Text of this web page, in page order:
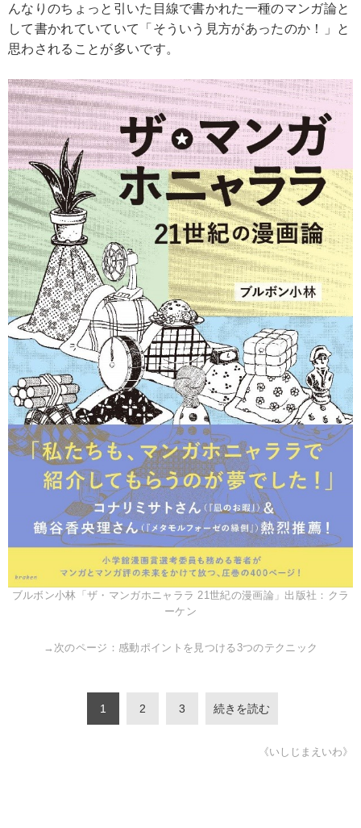
んなりのちょっと引いた目線で書かれた一種のマンガ論と
して書かれていていて「そういう見方があったのか！」と
思わされることが多いです。
ブルボン小林「ザ・マンガホニャララ 21世紀の漫画論」出版社：クラ
ーケン
→次のページ：感動ポイントを見つける3つのテクニック
1 2 3 続きを読む
《いしじまえいわ》